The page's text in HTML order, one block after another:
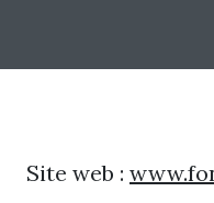
Site web :